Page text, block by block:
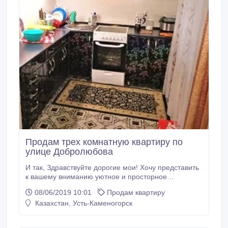
Продам трех комнатную квартиру по
улице Добролюбова
И так, Здравствуйте дорогие мои! Хочу представить
к вашему вниманию уютное и просторное
принимало меня в течении 32 лет моей жизни,
жалко писать такие слова как- продам, но
08/06/2019 10:01
Продам квартиру
Казахстан, Усть-Каменогорск